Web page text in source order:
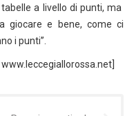
a livello di punti, ma
giocare e bene, come ci
i punti”.